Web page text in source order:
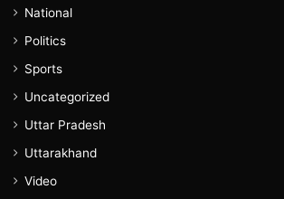
National
Politics
Sports
Uncategorized
Uttar Pradesh
Uttarakhand
Video